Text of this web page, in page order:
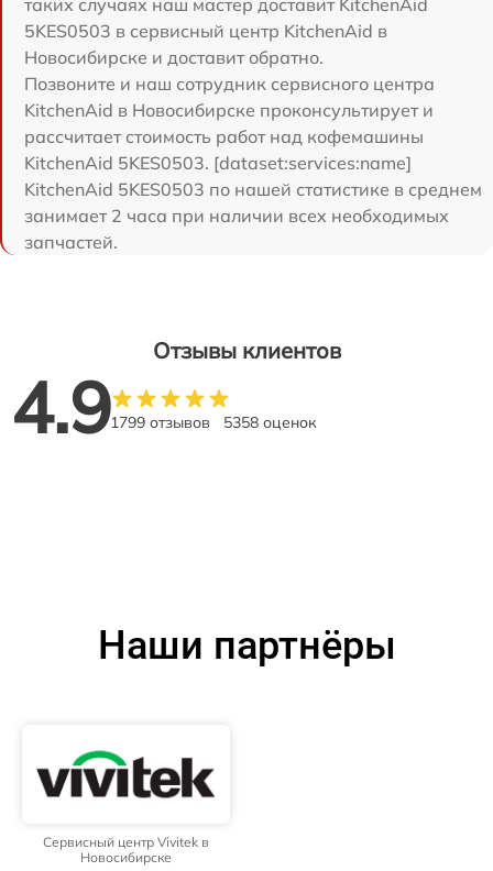
таких случаях наш мастер доставит KitchenAid
5KES0503 в сервисный центр KitchenAid в
Новосибирске и доставит обратно.
Позвоните и наш сотрудник сервисного центра
KitchenAid в Новосибирске проконсультирует и
рассчитает стоимость работ над кофемашины
KitchenAid 5KES0503. [dataset:services:name]
KitchenAid 5KES0503 по нашей статистике в среднем
занимает 2 часа при наличии всех необходимых
запчастей.
Отзывы клиентов
4.91799 отзывов 5358 оценок
Наши партнёры
Сервисный центр Vivitek в
Новосибирске